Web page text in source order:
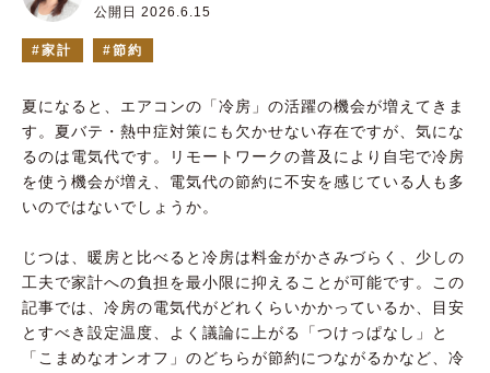
公開日 2026.6.15
家計 節約
夏になると、エアコンの「冷房」の活躍の機会が増えてきま
す。夏バテ・熱中症対策にも欠かせない存在ですが、気にな
るのは電気代です。リモートワークの普及により自宅で冷房
を使う機会が増え、電気代の節約に不安を感じている人も多
いのではないでしょうか。
じつは、暖房と比べると冷房は料金がかさみづらく、少しの
工夫で家計への負担を最小限に抑えることが可能です。この
記事では、冷房の電気代がどれくらいかかっているか、目安
とすべき設定温度、よく議論に上がる「つけっぱなし」と
「こまめなオンオフ」のどちらが節約につながるかなど、冷